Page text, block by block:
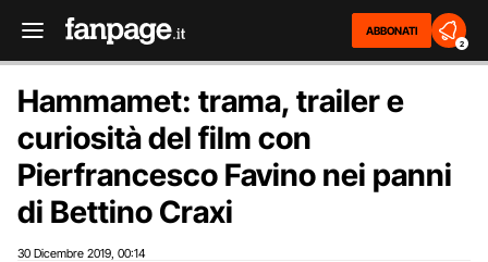
ABBONATI
2
Hammamet: trama, trailer e
curiosità del film con
Pierfrancesco Favino nei panni
di Bettino Craxi
30 Dicembre 2019 00:14